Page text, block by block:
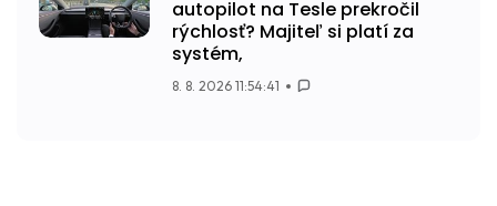
autopilot na Tesle prekročil
rýchlosť? Majiteľ si platí za
systém,
8. 8. 2026 11:54:41